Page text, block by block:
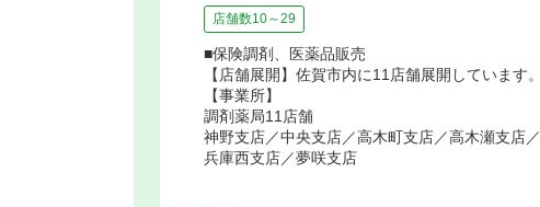
店舗数10～29
■保険調剤、医薬品販売
【店舗展開】佐賀市内に11店舗展開しています。
【事業所】
調剤薬局11店舗
神野支店／中央支店／高木町支店／高木瀬支店
兵庫西支店／夢咲支店